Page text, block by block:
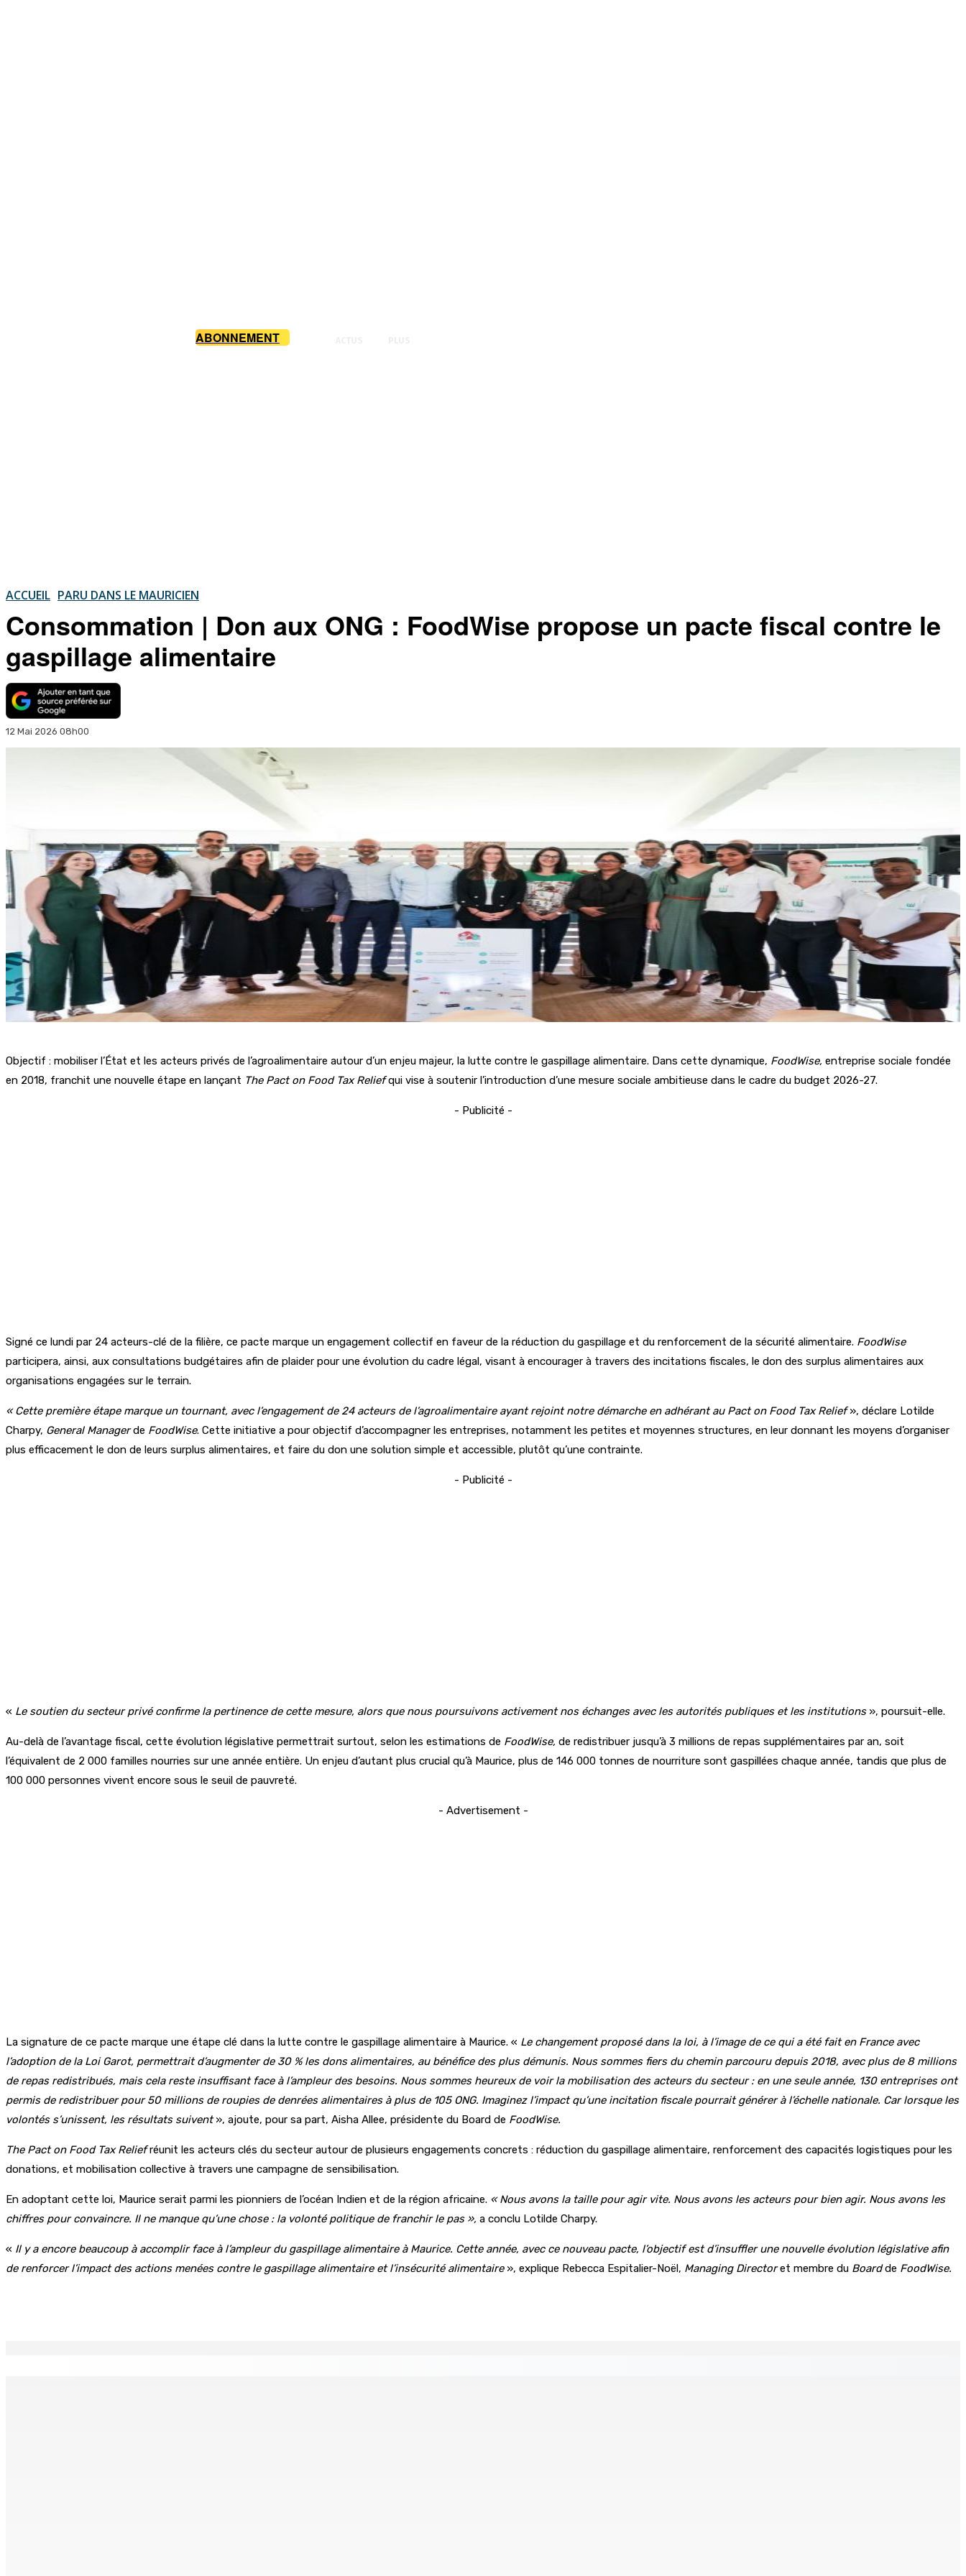
ABONNEMENT
ACCUEIL PARU DANS LE MAURICIEN
Consommation | Don aux ONG : FoodWise propose un pacte fiscal contre le
gaspillage alimentaire
12 Mai 2026 08h00
Objectif : mobiliser l’État et les acteurs privés de l’agroalimentaire autour d’un enjeu majeur, la lutte contre le gaspillage alimentaire. Dans cette dynamique, FoodWise, entreprise sociale fondée
en 2018, franchit une nouvelle étape en lançant The Pact on Food Tax Reliefqui vise à soutenir l’introduction d’une mesure sociale ambitieuse dans le cadre du budget 2026-27.
- Publicité -
Signé ce lundi par 24 acteurs-clé de la filière, ce pacte marque un engagement collectif en faveur de la réduction du gaspillage et du renforcement de la sécurité alimentaire. FoodWise
participera, ainsi, aux consultations budgétaires afin de plaider pour une évolution du cadre légal, visant à encourager à travers des incitations fiscales, le don des surplus alimentaires aux
organisations engagées sur le terrain.
« Cette première étape marque un tournant, avec l’engagement de 24 acteurs de l’agroalimentaire ayant rejoint notre démarche en adhérant au Pact on Food Tax Relief», déclare Lotilde
Charpy, General Managerde FoodWise. Cette initiative a pour objectif d’accompagner les entreprises, notamment les petites et moyennes structures, en leur donnant les moyens d’organiser
plus efficacement le don de leurs surplus alimentaires, et faire du don une solution simple et accessible, plutôt qu’une contrainte.
- Publicité -
« Le soutien du secteur privé confirme la pertinence de cette mesure, alors que nous poursuivons activement nos échanges avec les autorités publiques et les institutions», poursuit-elle.
Au-delà de l’avantage fiscal, cette évolution législative permettrait surtout, selon les estimations de FoodWise, de redistribuer jusqu’à 3 millions de repas supplémentaires par an, soit
l’équivalent de 2 000 familles nourries sur une année entière. Un enjeu d’autant plus crucial qu’à Maurice, plus de 146 000 tonnes de nourriture sont gaspillées chaque année, tandis que plus de
100 000 personnes vivent encore sous le seuil de pauvreté.
- Advertisement -
La signature de ce pacte marque une étape clé dans la lutte contre le gaspillage alimentaire à Maurice. « Le changement proposé dans la loi, à l’image de ce qui a été fait en France avec
l’adoption de la Loi Garot, permettrait d’augmenter de 30 % les dons alimentaires, au bénéfice des plus démunis. Nous sommes fiers du chemin parcouru depuis 2018, avec plus de 8 millions
de repas redistribués, mais cela reste insuffisant face à l’ampleur des besoins. Nous sommes heureux de voir la mobilisation des acteurs du secteur : en une seule année, 130 entreprises ont
permis de redistribuer pour 50 millions de roupies de denrées alimentaires à plus de 105 ONG. Imaginez l’impact qu’une incitation fiscale pourrait générer à l’échelle nationale. Car lorsque les
volontés s’unissent, les résultats suivent», ajoute, pour sa part, Aisha Allee, présidente du Board de FoodWise.
The Pact on Food Tax Reliefréunit les acteurs clés du secteur autour de plusieurs engagements concrets : réduction du gaspillage alimentaire, renforcement des capacités logistiques pour les
donations, et mobilisation collective à travers une campagne de sensibilisation.
En adoptant cette loi, Maurice serait parmi les pionniers de l’océan Indien et de la région africaine. « Nous avons la taille pour agir vite. Nous avons les acteurs pour bien agir. Nous avons les
chiffres pour convaincre. Il ne manque qu’une chose : la volonté politique de franchir le pas », a conclu Lotilde Charpy.
« Il y a encore beaucoup à accomplir face à l’ampleur du gaspillage alimentaire à Maurice. Cette année, avec ce nouveau pacte, l’objectif est d’insuffler une nouvelle évolution législative afin
de renforcer l’impact des actions menées contre le gaspillage alimentaire et l’insécurité alimentaire», explique Rebecca Espitalier-Noël, Managing Directoret membre du Boardde FoodWise.